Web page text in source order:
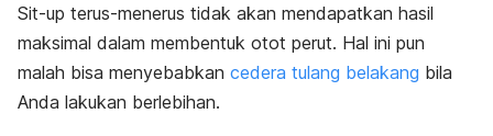
Sit-up terus-menerus tidak akan mendapatkan hasil
maksimal dalam membentuk otot perut. Hal ini pun
malah bisa menyebabkan cedera tulang belakang bila
Anda lakukan berlebihan.